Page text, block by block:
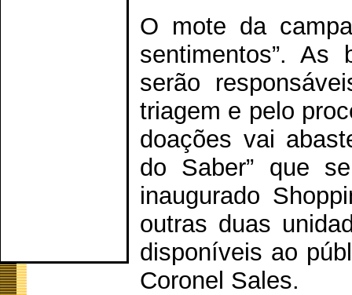
O mote da
sentimentos”. As
serão
triagem e pelo
doações vai
do Saber” que
inaugurado
outras duas
disponíveis ao
Coronel Sales.